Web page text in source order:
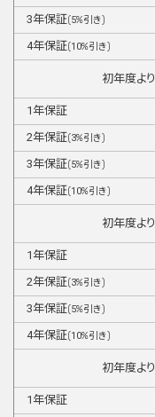
3年保証(5%引き)
4年保証(10%引き)
初年度より
1年保証
2年保証(3%引き)
3年保証(5%引き)
4年保証(10%引き)
初年度より
1年保証
2年保証(3%引き)
3年保証(5%引き)
4年保証(10%引き)
初年度より
1年保証